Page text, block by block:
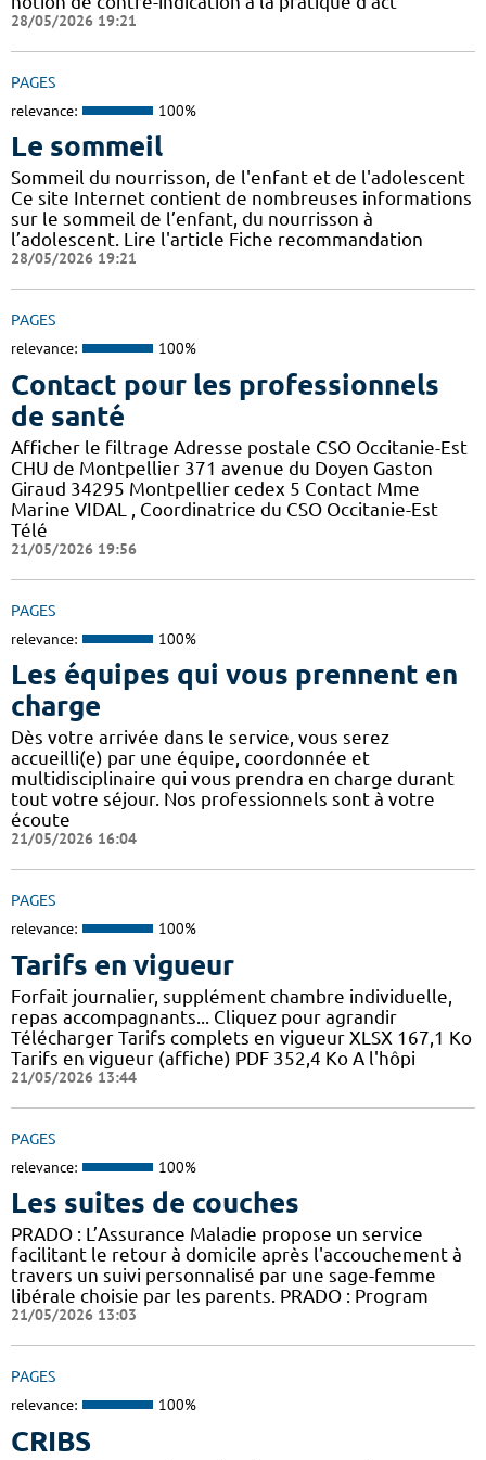
28/05/2026 19:21
PAGES
relevance: 100%
Le sommeil
Sommeil du nourrisson, de l'enfant et de l'adolescent
Ce site Internet contient de nombreuses informations
sur le sommeil de l’enfant, du nourrisson à
l’adolescent. Lire l'article Fiche recommandation
28/05/2026 19:21
PAGES
relevance: 100%
Contact pour les professionnels
de santé
Afficher le filtrage Adresse postale CSO Occitanie-Est
CHU de Montpellier 371 avenue du Doyen Gaston
Giraud 34295 Montpellier cedex 5 Contact Mme
Marine VIDAL , Coordinatrice du CSO Occitanie-Est
Télé
21/05/2026 19:56
PAGES
relevance: 100%
Les équipes qui vous prennent en
charge
Dès votre arrivée dans le service, vous serez
accueilli(e) par une équipe, coordonnée et
multidisciplinaire qui vous prendra en charge durant
tout votre séjour. Nos professionnels sont à votre
écoute
21/05/2026 16:04
PAGES
relevance: 100%
Tarifs en vigueur
Forfait journalier, supplément chambre individuelle,
repas accompagnants... Cliquez pour agrandir
Télécharger Tarifs complets en vigueur XLSX 167,1 Ko
Tarifs en vigueur (affiche) PDF 352,4 Ko A l'hôpi
21/05/2026 13:44
PAGES
relevance: 100%
Les suites de couches
PRADO : L’Assurance Maladie propose un service
facilitant le retour à domicile après l'accouchement à
travers un suivi personnalisé par une sage-femme
libérale choisie par les parents. PRADO : Program
21/05/2026 13:03
PAGES
relevance: 100%
CRIBS